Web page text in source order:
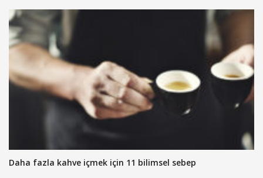
Daha fazla kahve içmek için 11 bilimsel sebep